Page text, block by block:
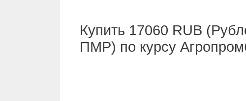
Купить 17060 RUB
ПМР) по курсу